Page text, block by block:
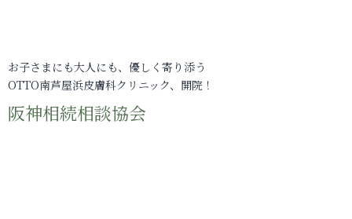
お子さまにも大人にも、優しく寄り添う
OTTO南芦屋浜皮膚科クリニック、開院！
阪神相続相談協会